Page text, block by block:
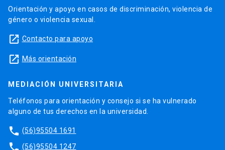
Orientación y apoyo en casos de discriminación, violencia de
género o violencia sexual.
launch Contacto para apoyo
launch Más orientación
MEDIACIÓN UNIVERSITARIA
Teléfonos para orientación y consejo si se ha vulnerado
alguno de tus derechos en la universidad.
phone (56)95504 1691
phone (56)95504 1247